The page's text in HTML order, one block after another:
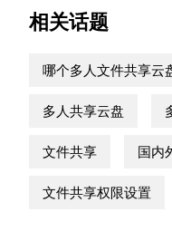
相关话题
哪个多人文件共享云
多人共享云盘
文件共享 国内
文件共享权限设置